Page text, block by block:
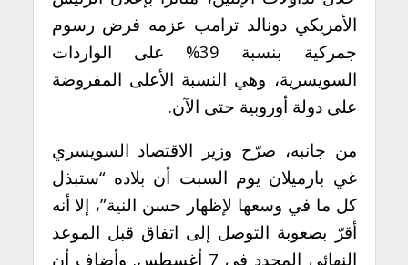
الأمريكي دونالد ترامب عزمه فرض رسوم
جمركية بنسبة 39% على الواردات
السويسرية، وهي النسبة الأعلى المفروضة
على دولة أوروبية حتى الآن.
من جانبه، صرّح وزير الاقتصاد السويسري
غي بارميلان يوم السبت أن بلاده “ستبذل
كل ما في وسعها لإظهار حسن النية”، إلا أنه
أقرّ بصعوبة التوصل إلى اتفاق قبل الموعد
النهائي المحدد في 7 أغسطس. وأضاف أن